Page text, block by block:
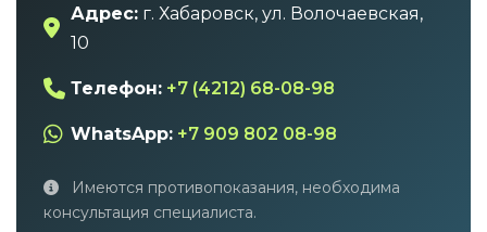
Адрес:г. Хабаровск, ул. Волочаевская,
10
Телефон: +7 (4212) 68-08-98
WhatsApp: +7 909 802 08-98
Имеются противопоказания, необходима
консультация специалиста.